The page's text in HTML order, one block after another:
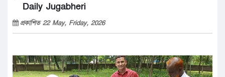
Daily Jugabheri
প্রকাশিত 22 May, Friday, 2026